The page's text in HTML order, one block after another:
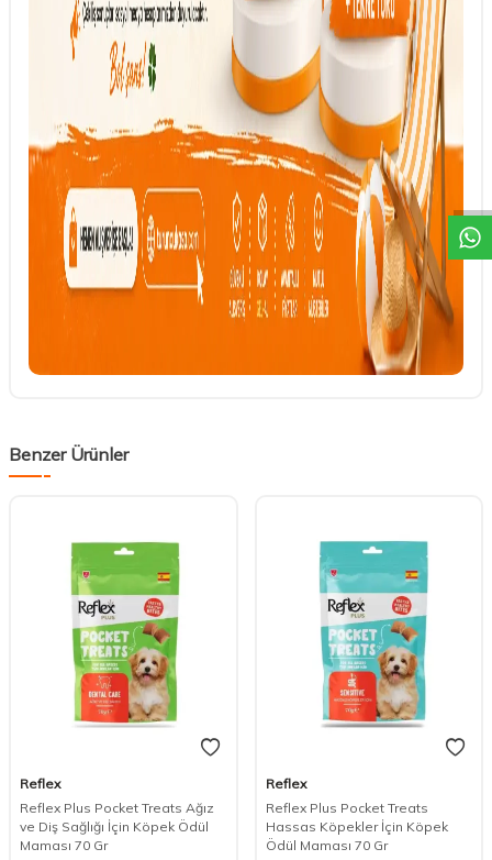
DESTEK
Benzer Ürünler
Reflex
Reflex Plus Pocket Treats Ağız
ve Diş Sağlığı İçin Köpek Ödül
Maması 70 Gr
Reflex
Reflex Plus Pocket Treats
Hassas Köpekler İçin Köpek
Ödül Maması 70 Gr